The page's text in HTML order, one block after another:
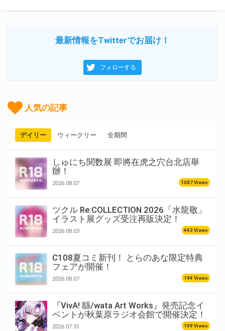
最新情報をTwitterでお届け！
フォローする
人気の記事
デイリー ウィークリー 全期間
しゅにち関数展 即將在虎之穴台北店舉
辦！
2026.08.07 1087 Views
ツクル Re:COLLECTION 2026「水龍敬」
イラスト展グッズ受注再販決定！
2026.08.03 443 Views
C108夏コミ新刊！ とらのあな限定特典
フェアが開催！
2026.08.07 194 Views
『VivA! 緜/wata Art Works』発売記念イ
ベントが秋葉原ラジオ会館で開催決定！
2026.07.31 109 Views